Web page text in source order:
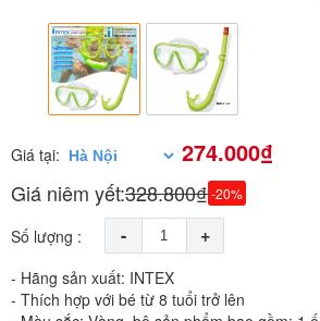
Giá tại: 274.000₫
Giá niêm yết:328.800₫-20%
Số lượng : - +
- Hãng sản xuất: INTEX
- Thích hợp với bé từ 8 tuổi trở lên